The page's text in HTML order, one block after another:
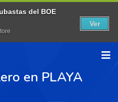
en PLAYA
del BOE
Ver